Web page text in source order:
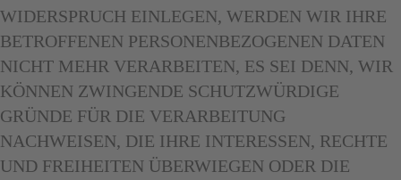
WIDERSPRUCH EINLEGEN, WERDEN WIR IHRE
BETROFFENEN PERSONENBEZOGENEN DATEN
NICHT MEHR VERARBEITEN, ES SEI DENN, WIR
KÖNNEN ZWINGENDE SCHUTZWÜRDIGE
GRÜNDE FÜR DIE VERARBEITUNG
NACHWEISEN, DIE IHRE INTERESSEN, RECHTE
UND FREIHEITEN ÜBERWIEGEN ODER DIE